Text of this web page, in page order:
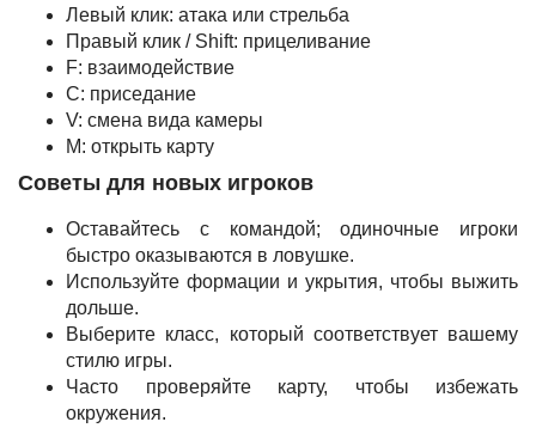
Левый клик: атака или стрельба
Правый клик / Shift: прицеливание
F: взаимодействие
C: приседание
V: смена вида камеры
M: открыть карту
Советы для новых игроков
Оставайтесь с командой; одиночные игроки
быстро оказываются в ловушке.
Используйте формации и укрытия, чтобы выжить
дольше.
Выберите класс, который соответствует вашему
стилю игры.
Часто проверяйте карту, чтобы избежать
окружения.